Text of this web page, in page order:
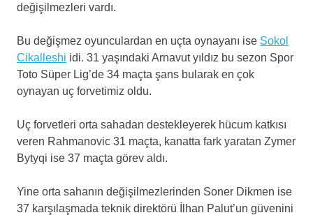
değişilmezleri vardı.
Bu değişmez oyunculardan en uçta oynayanı ise Sokol
Cikalleshi idi. 31 yaşındaki Arnavut yıldız bu sezon Spor
Toto Süper Lig’de 34 maçta şans bularak en çok
oynayan uç forvetimiz oldu.
Uç forvetleri orta sahadan destekleyerek hücum katkısı
veren Rahmanovic 31 maçta, kanatta fark yaratan Zymer
Bytyqi ise 37 maçta görev aldı.
Yine orta sahanın değişilmezlerinden Soner Dikmen ise
37 karşılaşmada teknik direktörü İlhan Palut’un güvenini